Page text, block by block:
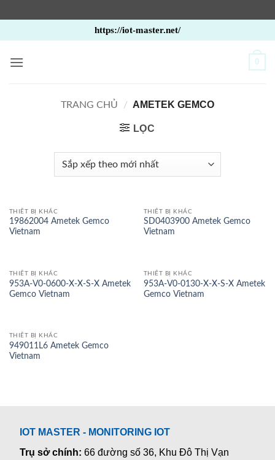
qua
nội
https://iot-master.net/
0
TRANG CHỦ / AMETEK GEMCO
LỌC
THIẾT BỊ KHÁC
19862004 Ametek Gemco
Vietnam
THIẾT BỊ KHÁC
SD0403900 Ametek Gemco
Vietnam
THIẾT BỊ KHÁC
953A-V0-0600-X-X-S-X Ametek
Gemco Vietnam
THIẾT BỊ KHÁC
953A-V0-0130-X-X-S-X Ametek
Gemco Vietnam
THIẾT BỊ KHÁC
949011L6 Ametek Gemco
Vietnam
IOT MASTER - MONITORING IOT
Trụ sở chính:66 đường số 36, Khu Đô Thị Vạn